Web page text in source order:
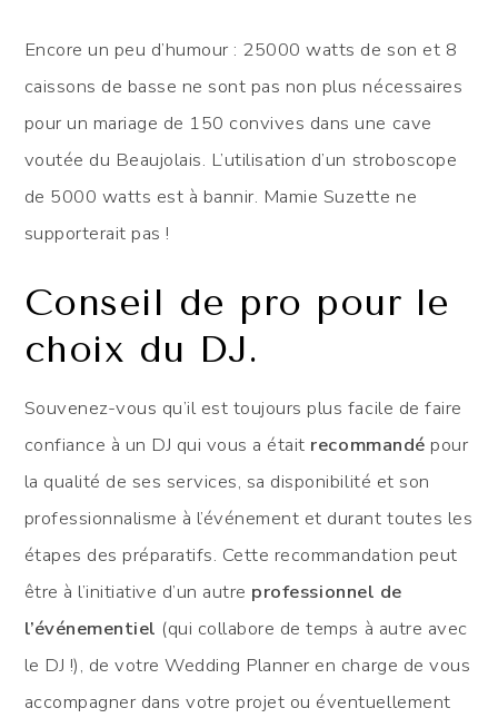
Encore un peu d’humour : 25000 watts de son et 8
caissons de basse ne sont pas non plus nécessaires
pour un mariage de 150 convives dans une cave
voutée du Beaujolais. L’utilisation d’un stroboscope
de 5000 watts est à bannir. Mamie Suzette ne
supporterait pas !
Conseil de pro pour le
choix du DJ.
Souvenez-vous qu’il est toujours plus facile de faire
confiance à un DJ qui vous a était recommandé pour
la qualité de ses services, sa disponibilité et son
professionnalisme à l’événement et durant toutes les
étapes des préparatifs. Cette recommandation peut
être à l’initiative d’un autre professionnel de
l’événementiel (qui collabore de temps à autre avec
le DJ !), de votre Wedding Planner en charge de vous
accompagner dans votre projet ou éventuellement